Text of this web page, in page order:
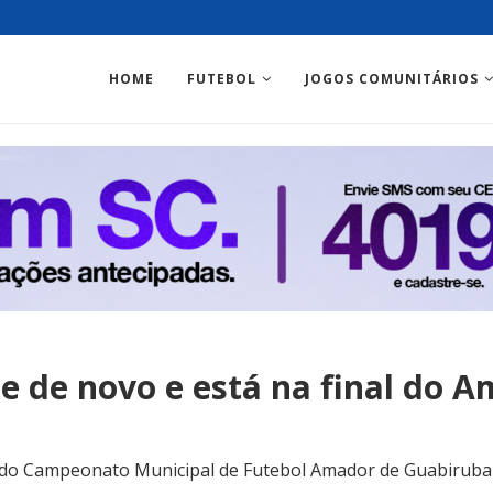
HOME FUTEBOL JOGOS COMUNITÁRIOS
de novo e está na final do
Campeonato Municipal de Futebol Amador de